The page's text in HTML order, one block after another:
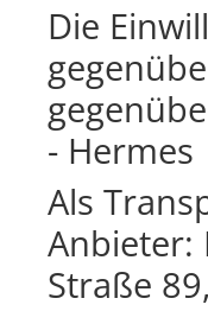
Die
- Hermes
Als
Anbieter:
Straße